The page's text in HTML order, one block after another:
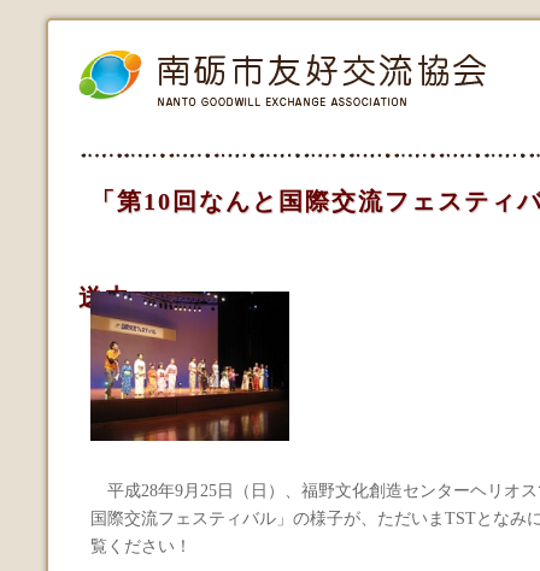
「第10回なんと国際交流フェスティ
送中
平成28年9月25日（日）、福野文化創造センターヘリオ
国際交流フェスティバル」の様子が、ただいまTSTとなみ
覧ください！